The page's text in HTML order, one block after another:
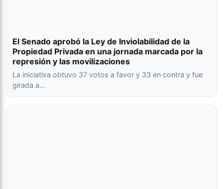
El Senado aprobó la Ley de Inviolabilidad de la
Propiedad Privada en una jornada marcada por la
represión y las movilizaciones
La iniciativa obtuvo 37 votos a favor y 33 en contra y fue
girada a…